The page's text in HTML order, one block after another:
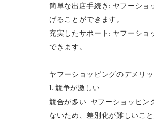
簡単な出店手続き: ヤフーショ
げることができます。
充実したサポート: ヤフーシ
できます。
ヤフーショッピングのデメリッ
1. 競争が激しい
競合が多い: ヤフーショッピン
ないため、差別化が難しいこと